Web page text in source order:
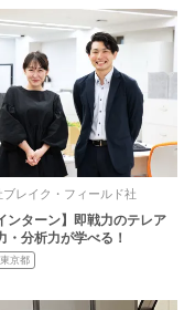
ブレイク・フィールド社
ンターン】即戦力のテレア
・分析力が学べる！
東京都